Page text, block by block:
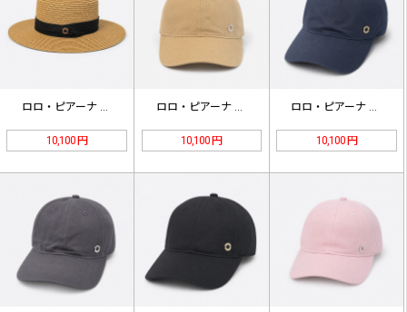
ロロ・ピアーナ フラットトップ スト…
10,100 円
ロロ・ピアーナ ロゴ ベースボールキ…
10,100 円
ロロ・ピアーナ ロゴ ベースボールキ…
10,100 円